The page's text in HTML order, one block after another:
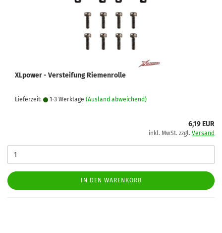
XLpower - Versteifung Riemenrolle
Lieferzeit: 1-3 Werktage (Ausland abweichend)
6,19 EUR
inkl. MwSt. zzgl. Versand
IN DEN WARENKORB